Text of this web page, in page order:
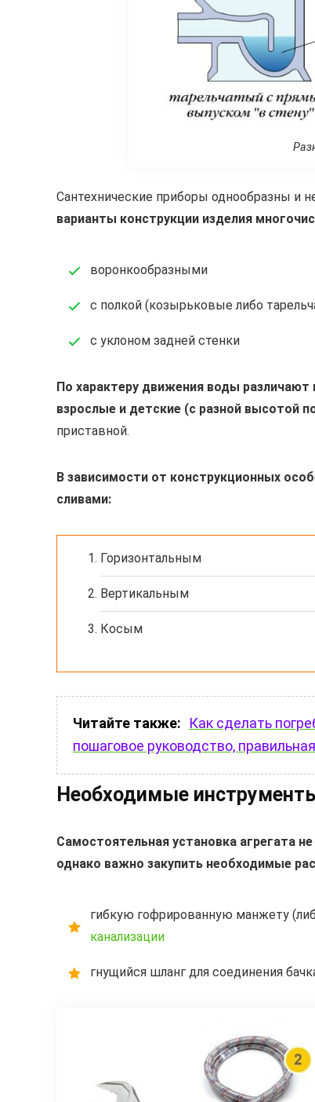
Сантехнические приборы однообразны и
варианты конструкции изделия
воронкообразными
с полкой (козырьковые либо
с уклоном задней стенки
По характеру движения воды
взрослые и детские (с разной высотой
приставной.
В зависимости от конструкционных
сливами:
Горизонтальным
Вертикальным
Косым
Читайте также:
Как сделать
пошаговое руководство,
Необходимые
Самостоятельная установка агрегата
однако важно закупить необходимые
гибкую гофрированную манжету
канализации
гнущийся шланг для соединения